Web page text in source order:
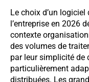
Le choix d’un
l’entreprise en 2026
contexte
des volumes de
par leur simplicité de
particulièrement
distribuées. Les